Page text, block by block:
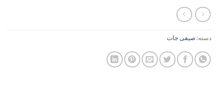
دسته: صیفی جات